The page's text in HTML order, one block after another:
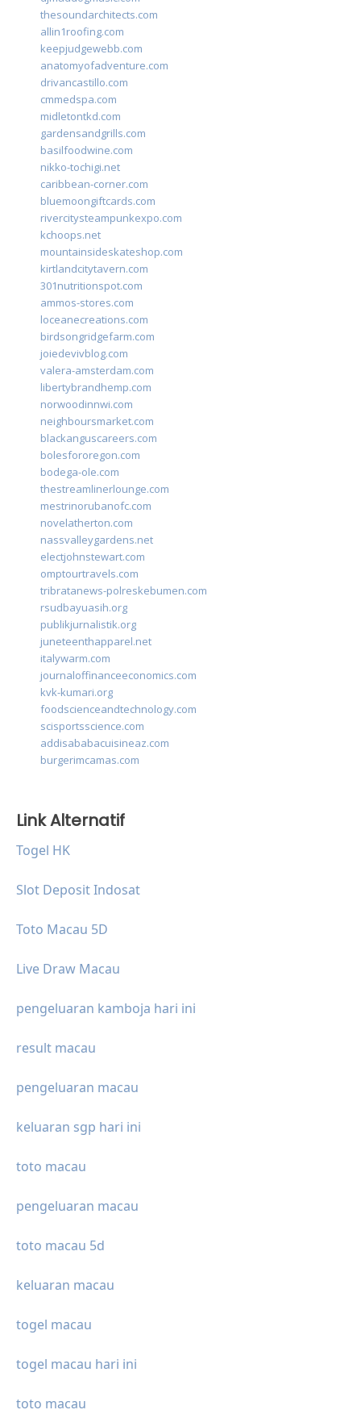
thesoundarchitects.com
allin1roofing.com
keepjudgewebb.com
anatomyofadventure.com
drivancastillo.com
cmmedspa.com
midletontkd.com
gardensandgrills.com
basilfoodwine.com
nikko-tochigi.net
caribbean-corner.com
bluemoongiftcards.com
rivercitysteampunkexpo.com
kchoops.net
mountainsideskateshop.com
kirtlandcitytavern.com
301nutritionspot.com
ammos-stores.com
loceanecreations.com
birdsongridgefarm.com
joiedevivblog.com
valera-amsterdam.com
libertybrandhemp.com
norwoodinnwi.com
neighboursmarket.com
blackanguscareers.com
bolesfororegon.com
bodega-ole.com
thestreamlinerlounge.com
mestrinorubanofc.com
novelatherton.com
nassvalleygardens.net
electjohnstewart.com
omptourtravels.com
tribratanews-polreskebumen.com
rsudbayuasih.org
publikjurnalistik.org
juneteenthapparel.net
italywarm.com
journaloffinanceeconomics.com
kvk-kumari.org
foodscienceandtechnology.com
scisportsscience.com
addisababacuisineaz.com
burgerimcamas.com
Link Alternatif
Togel HK
Slot Deposit Indosat
Toto Macau 5D
Live Draw Macau
pengeluaran kamboja hari ini
result macau
pengeluaran macau
keluaran sgp hari ini
toto macau
pengeluaran macau
toto macau 5d
keluaran macau
togel macau
togel macau hari ini
toto macau